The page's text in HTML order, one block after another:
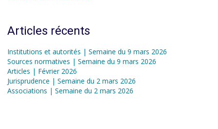
Articles récents
Institutions et autorités | Semaine du 9 mars 2026
Sources normatives | Semaine du 9 mars 2026
Articles | Février 2026
Jurisprudence | Semaine du 2 mars 2026
Associations | Semaine du 2 mars 2026